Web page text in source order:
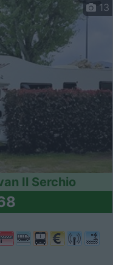
13
Il Serchio